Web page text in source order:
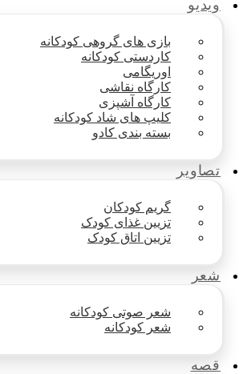
ویدیو
بازی های گروهی کودکانه
کاردستی کودکانه
اوریگامی
کارگاه نقاشی
کارگاه آشپزی
کلیپ های شاد کودکانه
بسته بندی کادو
تصاویر
گریم کودکان
تزیین غذای کودک
تزیین اتاق کودک
شعر
شعر صوتی کودکانه
شعر کودکانه
قصه